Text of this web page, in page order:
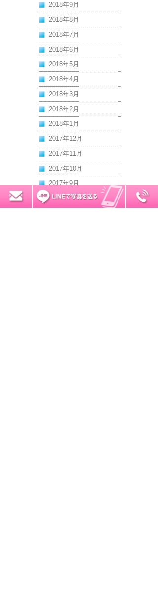
2018年9月
2018年8月
2018年7月
2018年6月
2018年5月
2018年4月
2018年3月
2018年2月
2018年1月
2017年12月
2017年11月
2017年10月
2017年9月
2017年8月
無料お見積り 0120-7034-32